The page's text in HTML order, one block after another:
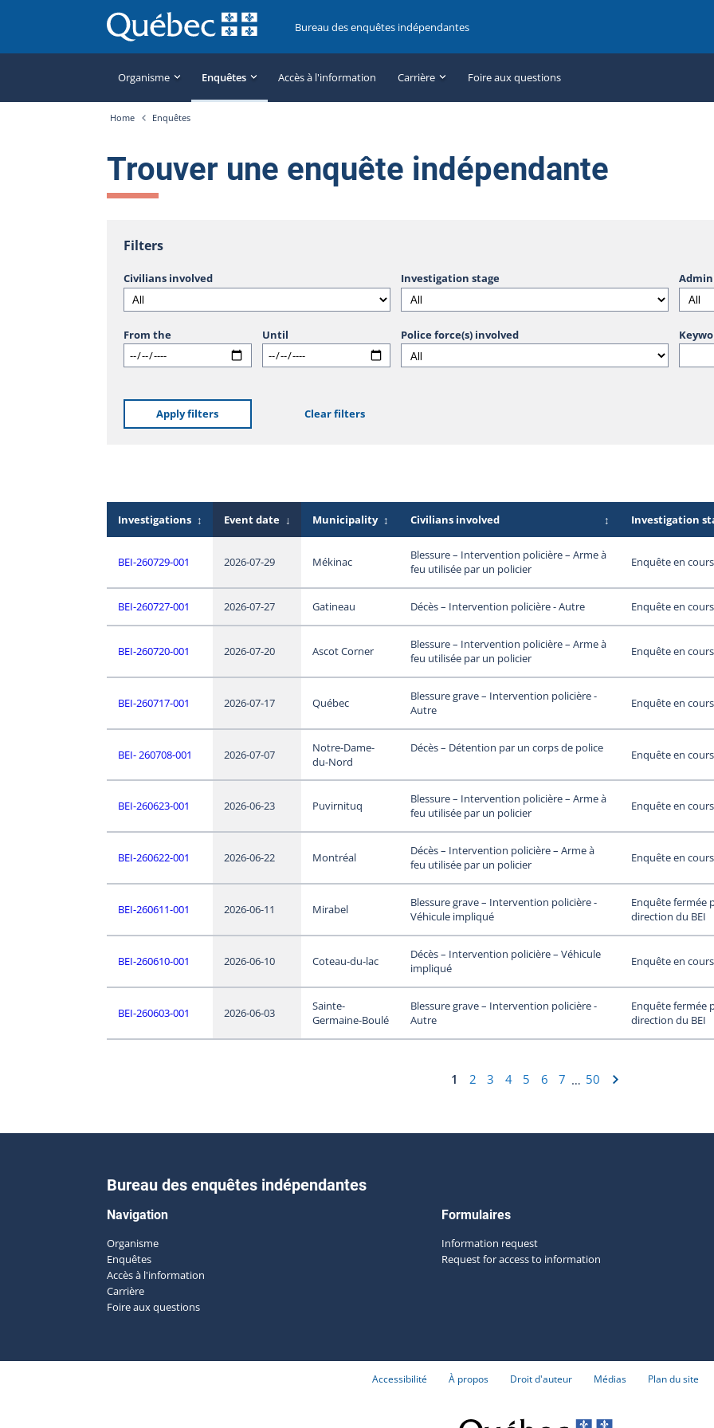
Bureau des enquêtes indépendantes
Organisme Enquêtes Accès à l'information Carrière Foire aux questions
Home Enquêtes
Trouver une enquête indépendante
Filters
Civilians involved Investigation stage
From the Until Police force(s) involved
Apply filters Clear filters
Investigations ↕ Event date ↓ Municipality ↕ Civilians involved ↕ Investigation
BEI-260729-001 2026-07-29 Mékinac
Blessure – Intervention policière – Arme à
feu utilisée par un policier
Enquête en cours
BEI-260727-001 2026-07-27 Gatineau Décès – Intervention policière - Autre Enquête en cours
BEI-260720-001 2026-07-20 Ascot Corner
Blessure – Intervention policière – Arme à
feu utilisée par un policier
Enquête en cours
BEI-260717-001 2026-07-17 Québec
Blessure grave – Intervention policière -
Autre
Enquête en cours
BEI- 260708-001 2026-07-07
Notre-Dame-
du-Nord
Décès – Détention par un corps de police Enquête en cours
BEI-260623-001 2026-06-23 Puvirnituq
Blessure – Intervention policière – Arme à
feu utilisée par un policier
Enquête en cours
BEI-260622-001 2026-06-22 Montréal
Décès – Intervention policière – Arme à
feu utilisée par un policier
Enquête en cours
BEI-260611-001 2026-06-11 Mirabel
Blessure grave – Intervention policière -
Véhicule impliqué
Enquête fermée
direction du BEI
BEI-260610-001 2026-06-10 Coteau-du-lac
Décès – Intervention policière – Véhicule
impliqué
Enquête en cours
BEI-260603-001 2026-06-03
Sainte-
Germaine-Boulé
Blessure grave – Intervention policière -
Autre
Enquête fermée
direction du BEI
1 2 3 4 5 6 7 … 50
Bureau des enquêtes indépendantes
Navigation
Organisme
Enquêtes
Accès à l'information
Carrière
Foire aux questions
Formulaires
Information request
Request for access to information
Accessibilité À propos Droit d'auteur Médias Plan du site